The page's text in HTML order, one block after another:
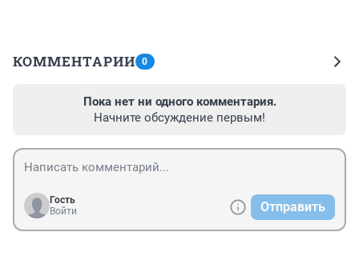
КОММЕНТАРИИ 0
Пока нет ни одного комментария.
Начните обсуждение первым!
Гость
Войти
Отправить